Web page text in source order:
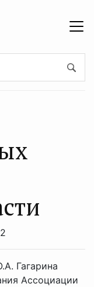
Гагарина
Ассоциации